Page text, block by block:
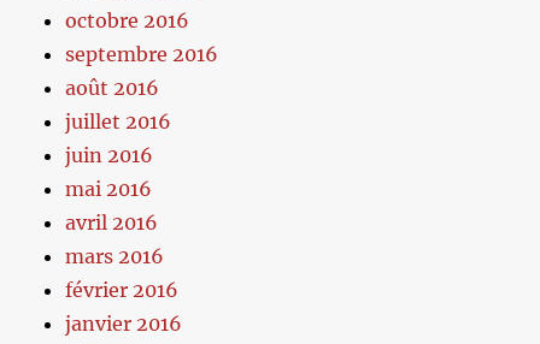
octobre 2016
septembre 2016
août 2016
juillet 2016
juin 2016
mai 2016
avril 2016
mars 2016
février 2016
janvier 2016